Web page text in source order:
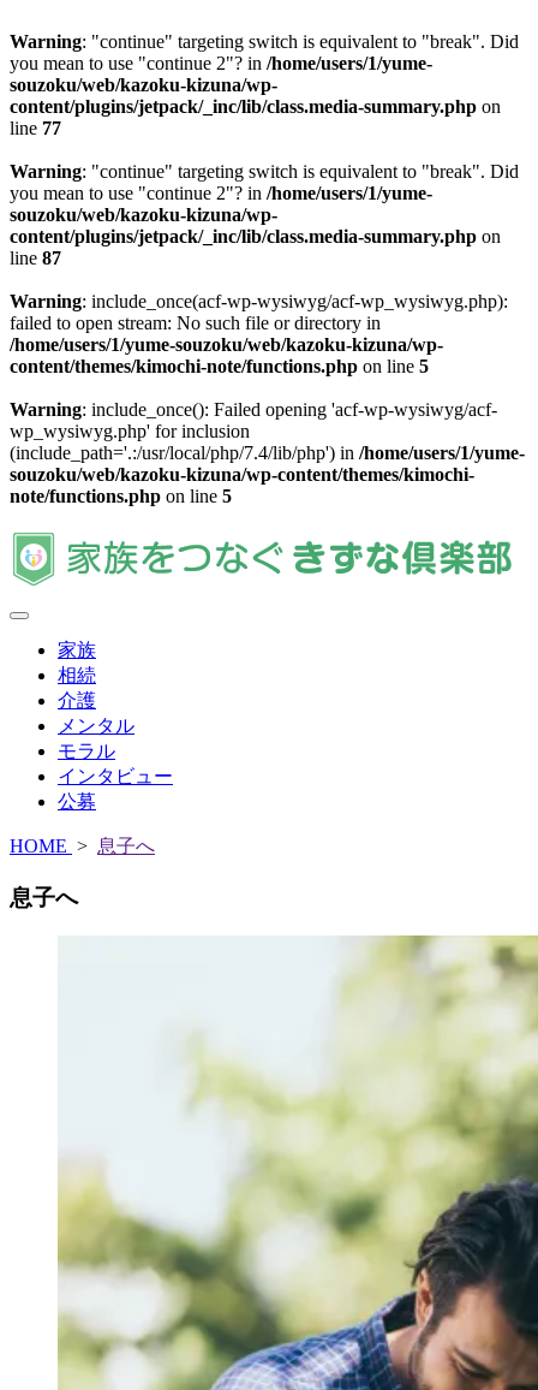
Warning: "continue" targeting switch is equivalent to "break". Did
you mean to use "continue 2"? in /home/users/1/yume-
souzoku/web/kazoku-kizuna/wp-
content/plugins/jetpack/_inc/lib/class.media-summary.php on
line 77
Warning: "continue" targeting switch is equivalent to "break". Did
you mean to use "continue 2"? in /home/users/1/yume-
souzoku/web/kazoku-kizuna/wp-
content/plugins/jetpack/_inc/lib/class.media-summary.php on
line 87
Warning: include_once(acf-wp-wysiwyg/acf-wp_wysiwyg.php):
failed to open stream: No such file or directory in
/home/users/1/yume-souzoku/web/kazoku-kizuna/wp-
content/themes/kimochi-note/functions.php on line 5
Warning: include_once(): Failed opening 'acf-wp-wysiwyg/acf-
wp_wysiwyg.php' for inclusion
(include_path='.:/usr/local/php/7.4/lib/php') in /home/users/1/yume-
souzoku/web/kazoku-kizuna/wp-content/themes/kimochi-
note/functions.php on line 5
家族
相続
介護
メンタル
モラル
インタビュー
公募
HOME > 息子へ
息子へ